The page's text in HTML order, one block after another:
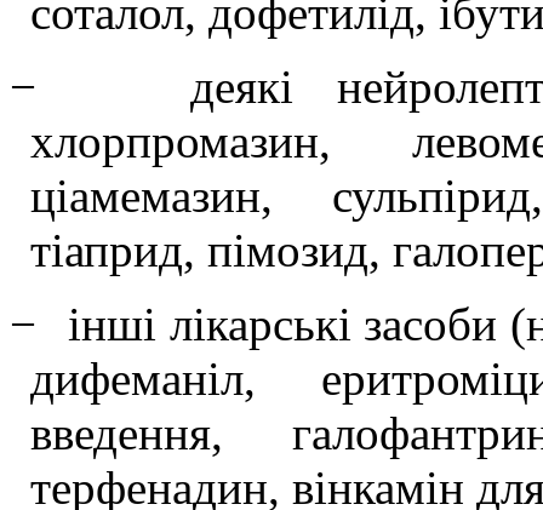
соталол, дофетилід,
−
деякі
хлорпромазин,
ціамемазин,
тіаприд, пімозид,
−
інші лікарські
дифеманіл,
введення,
терфенадин, вінкамін